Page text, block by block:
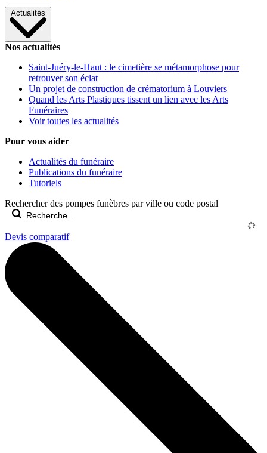
Actualités
Nos actualités
Saint-Juéry-le-Haut : le cimetière se métamorphose pour
retrouver son éclat
Un projet de construction de crématorium à Louviers
Quand les Arts Plastiques tissent un lien avec les Arts
Funéraires
Voir toutes les actualités
Pour vous aider
Actualités du funéraire
Publications du funéraire
Tutoriels
Rechercher des pompes funèbres par ville ou code postal
Devis comparatif